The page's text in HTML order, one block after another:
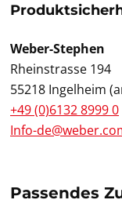
Weber-Stephen
Rheinstrasse 194
55218 Ingelheim
+49 (0)6132 8999 0
Info-
Passendes